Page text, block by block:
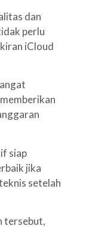
dan
perlu
iCloud
siap
jika
setelah
tersebut,